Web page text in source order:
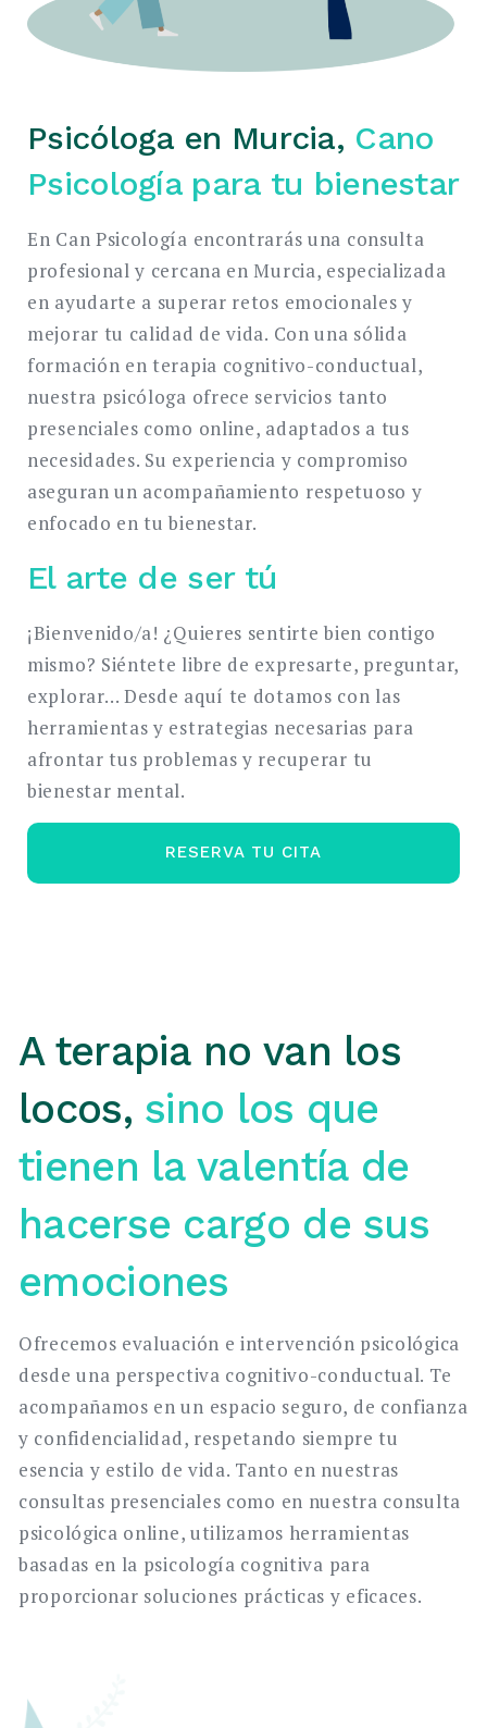
Psicóloga en Murcia, Cano
Psicología para tu bienestar
En Can Psicología encontrarás una consulta
profesional y cercana en Murcia, especializada
en ayudarte a superar retos emocionales y
mejorar tu calidad de vida. Con una sólida
formación en terapia cognitivo-conductual,
nuestra psicóloga ofrece servicios tanto
presenciales como online, adaptados a tus
necesidades. Su experiencia y compromiso
aseguran un acompañamiento respetuoso y
enfocado en tu bienestar.
El arte de ser tú
¡Bienvenido/a! ¿Quieres sentirte bien contigo
mismo? Siéntete libre de expresarte, preguntar,
explorar… Desde aquí te dotamos con las
herramientas y estrategias necesarias para
afrontar tus problemas y recuperar tu
bienestar mental.
RESERVA TU CITA
A terapia no van los
locos, sino los que
tienen la valentía de
hacerse cargo de sus
emociones
Ofrecemos evaluación e intervención psicológica
desde una perspectiva cognitivo-conductual. Te
acompañamos en un espacio seguro, de confianza
y confidencialidad, respetando siempre tu
esencia y estilo de vida. Tanto en nuestras
consultas presenciales como en nuestra consulta
psicológica online, utilizamos herramientas
basadas en la psicología cognitiva para
proporcionar soluciones prácticas y eficaces.